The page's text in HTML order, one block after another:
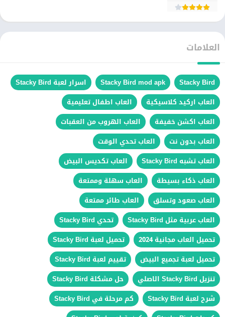
العلامات
Stacky Bird
Stacky Bird mod apk
اسرار لعبة Stacky Bird
العاب اركيد كلاسيكية
العاب اطفال تعليمية
العاب اكشن خفيفة
العاب الهروب من العقبات
العاب بدون نت
العاب تحدي الوقت
العاب تشبه Stacky Bird
العاب تكديس البيض
العاب ذكاء بسيطة
العاب سهلة وممتعة
العاب صعود وتسلق
العاب طائر ممتعة
العاب عربية مثل Stacky Bird
تحدي Stacky Bird
تحميل العاب مجانية 2024
تحميل لعبة Stacky Bird
تحميل لعبة تجميع البيض
تقييم لعبة Stacky Bird
تنزيل Stacky Bird الاصلي
حل مشكلة Stacky Bird
شرح لعبة Stacky Bird
كم مرحلة في Stacky Bird